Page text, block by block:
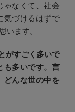
ゃなくて、社会
気づけるはずで
います。
がすごく多いで
も多いです。言
どんな世の中を